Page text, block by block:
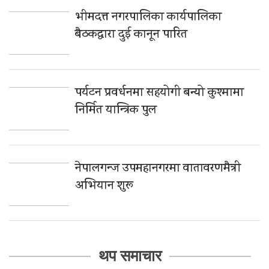
भीमदत्त नगरपालिका कार्यपालिका
बैठकद्वारा दुई कानून पारित
पर्यटन प्रवर्धनमा सहयोगी बन्यो कुश्मामा
निर्मित यान्त्रिक पुल
नेपालगन्ज उपमहानगरमा वातावरणमैत्री
अभियान शुरू
थप समाचार